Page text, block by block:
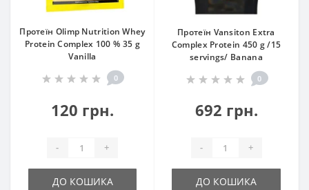
Протеїн Olimp Nutrition Whey
Protein Complex 100 % 35 g
Vanilla
0
120 грн.
- +
ДО КОШИКА
Протеїн Vansiton Extra
Complex Protein 450 g /15
servings/ Banana
0
692 грн.
- +
ДО КОШИКА